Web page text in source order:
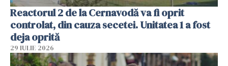
Reactorul 2 de la Cernavodă va fi oprit
controlat, din cauza secetei. Unitatea 1 a fost
deja oprită
29 IULIE 2026